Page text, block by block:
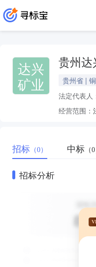
达兴
矿业
贵州达
贵州省 |
法定代表人
经营范围：
招标 （0） 中标 （0
招标分析